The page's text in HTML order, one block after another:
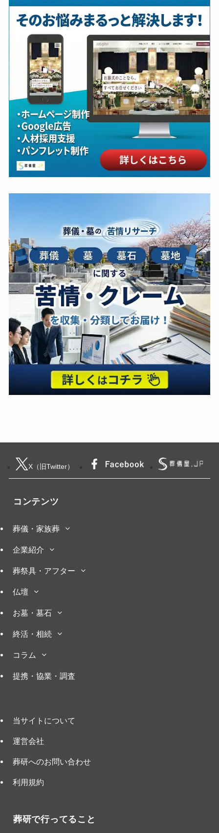
X（旧Twitter）
コンテンツ
葬儀・家族葬
企業紹介
葬祭具・アフター
仏壇
お墓・墓石
終活・相続
コラム
提携・協業・調査
当サイトについて
運営会社
葬研へのお問い合わせ
利用規約
葬研で行ってること